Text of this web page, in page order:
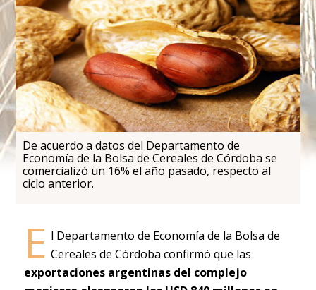
De acuerdo a datos del Departamento de
Economía de la Bolsa de Cereales de Córdoba se
comercializó un 16% el año pasado, respecto al
ciclo anterior.
E l Departamento de Economía de la Bolsa de
Cereales de Córdoba confirmó que las
exportaciones argentinas del complejo